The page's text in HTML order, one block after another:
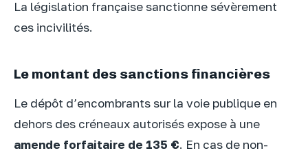
La législation française sanctionne sévèrement
ces incivilités.
Le montant des sanctions financières
Le dépôt d’encombrants sur la voie publique en
dehors des créneaux autorisés expose à une
amende forfaitaire de 135 €. En cas de non-